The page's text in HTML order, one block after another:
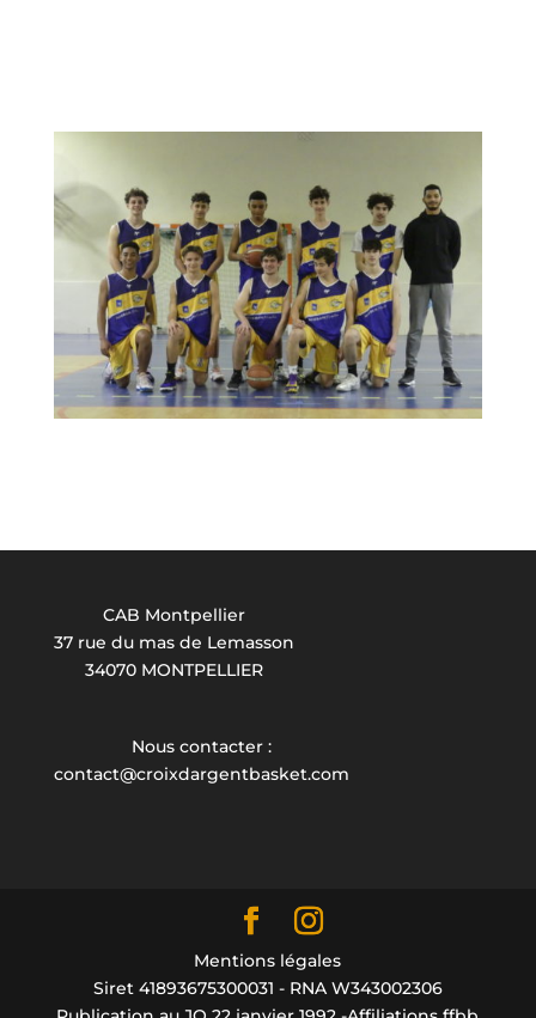
CAB Montpellier
37 rue du mas de Lemasson
34070 MONTPELLIER
Nous contacter :
contact@croixdargentbasket.com
Mentions légales
Siret 41893675300031 - RNA W343002306